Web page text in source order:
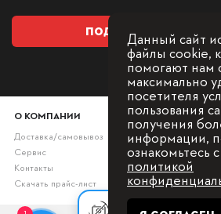
ПОДПИСАТЬСЯ НА
О КОМПАНИИ
Доставка/самовывоз
Сервис
Контакты
Скачать прайс-лист
Оставьте заявку,
Данный сайт
файлы cookie,
помогают нам
максимально
посетителя
пользования
получения
информации,
ознакомьтесь
политикой